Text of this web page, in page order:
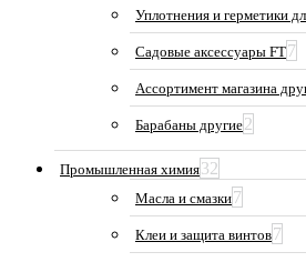
Уплотнения и герметики
Садовые аксессуары FT7
Ассортимент магазина
Барабаны другие2
Промышленная химия32
Масла и смазки7
Клеи и защита винтов7